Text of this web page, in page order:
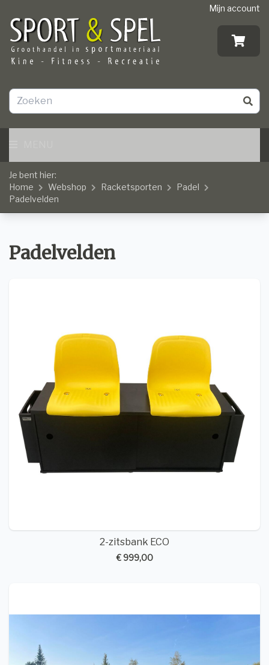
Mijn account
Je bent hier:
Home
Webshop Racketsporten
Padel
Padelvelden
Padelvelden
2-zitsbank ECO
€ 999,00